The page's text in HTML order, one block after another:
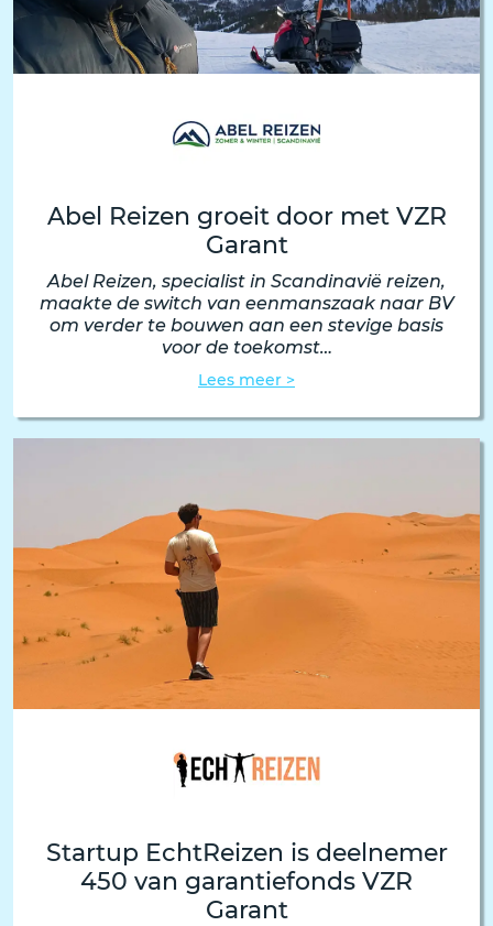
Abel Reizen groeit door met VZR
Garant
Abel Reizen, specialist in Scandinavië reizen,
maakte de switch van eenmanszaak naar BV
om verder te bouwen aan een stevige basis
voor de toekomst…
Lees meer >
Startup EchtReizen is deelnemer
450 van garantiefonds VZR
Garant